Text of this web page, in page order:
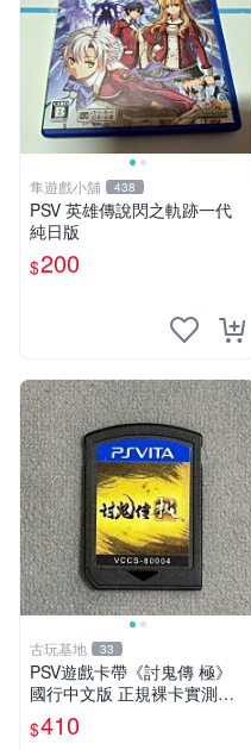
隼遊戲小舖 438
PSV 英雄傳說閃之軌跡一代
純日版
$200
古玩基地 33
PSV遊戲卡帶《討鬼傳 極》
國行中文版 正規裸卡實測無
誤 索尼官方認證 減價促銷 訂
購越早越劃算 討鬼傳 極 PSV
$410